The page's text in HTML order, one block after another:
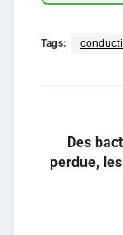
Tags:
Des
perdue,